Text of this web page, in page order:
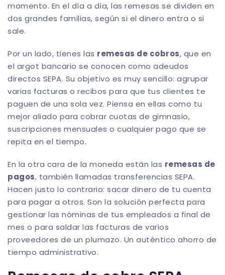
momento. En el día a día, las remesas se dividen en
dos grandes familias, según si el dinero entra o si
sale.
Por un lado, tienes las remesas de cobros, que en
el argot bancario se conocen como adeudos
directos SEPA. Su objetivo es muy sencillo: agrupar
varias facturas o recibos para que tus clientes te
paguen de una sola vez. Piensa en ellas como tu
mejor aliado para cobrar cuotas de gimnasio,
suscripciones mensuales o cualquier pago que se
repita en el tiempo.
En la otra cara de la moneda están las remesas de
pagos, también llamadas transferencias SEPA.
Hacen justo lo contrario: sacar dinero de tu cuenta
para pagar a otros. Son la solución perfecta para
gestionar las nóminas de tus empleados a final de
mes o para saldar las facturas de varios
proveedores de un plumazo. Un auténtico ahorro de
tiempo administrativo.